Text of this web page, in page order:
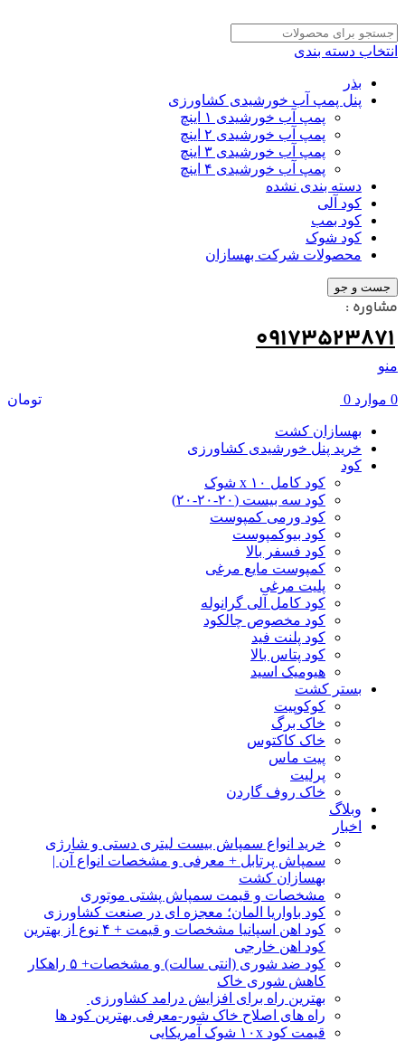
انتخاب دسته بندی
بذر
پنل پمپ آب خورشیدی کشاورزی
پمپ آب خورشیدی ۱ اینچ
پمپ آب خورشیدی ۲ اینچ
پمپ آب خورشیدی ۳ اینچ
پمپ آب خورشیدی ۴ اینچ
دسته بندی نشده
کود آلی
کود بمب
کود شوک
محصولات شرکت بهسازان
جست و جو
مشاوره :
09173523871
منو
0 موارد 0 تومان
بهسازان کشت
خرید پنل خورشیدی کشاورزی
کود
کود کامل ۱۰ x شوک
کود سه بیست (۲۰-۲۰-۲۰)
کود ورمی کمپوست
کود بیوکمپوست
کود فسفر بالا
کمپوست مایع مرغی
پلیت مرغی
کود کامل آلی گرانوله
کود مخصوص چالکود
کود پلنت فید
کود پتاس بالا
هیومیک اسید
بستر کشت
کوکوپیت
خاک برگ
خاک کاکتوس
پیت ماس
پرلیت
خاک روف گاردن
وبلاگ
اخبار
خرید انواع سمپاش بیست لیتری دستی و شارژی
سمپاش پرتابل + معرفی و مشخصات انواع آن |
بهسازان کشت
مشخصات و قیمت سمپاش پشتی موتوری
کود باواریا المان؛ معجزه ای در صنعت کشاورزی
کود اهن اسپانیا مشخصات و قیمت + ۴ نوع از بهترین
کود اهن خارجی
کود ضد شوری (انتی سالت) و مشخصات+ ۵ راهکار
کاهش شوری خاک
بهترین راه برای افزایش درامد کشاورزی
راه های اصلاح خاک شور-معرفی بهترین کود ها
قیمت کود ۱۰x شوک آمریکایی